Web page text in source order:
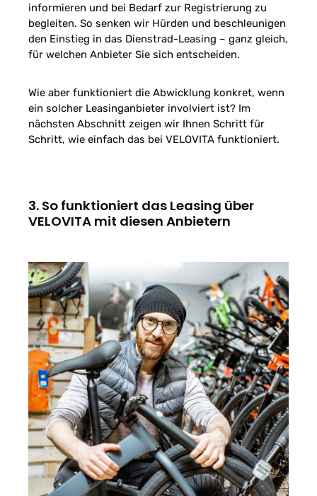
informieren und bei Bedarf zur Registrierung zu
begleiten. So senken wir Hürden und beschleunigen
den Einstieg in das Dienstrad-Leasing – ganz gleich,
für welchen Anbieter Sie sich entscheiden.
Wie aber funktioniert die Abwicklung konkret, wenn
ein solcher Leasinganbieter involviert ist? Im
nächsten Abschnitt zeigen wir Ihnen Schritt für
Schritt, wie einfach das bei VELOVITA funktioniert.
3. So funktioniert das Leasing über
VELOVITA mit diesen Anbietern